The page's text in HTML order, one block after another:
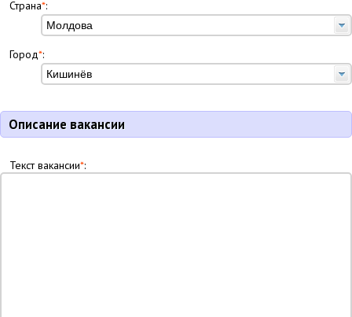
Страна*:
Город*:
Описание вакансии
Текст вакансии*: